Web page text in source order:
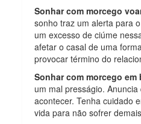
Sonhar com morcego
sonho traz um alerta para
um excesso de ciúme
afetar o casal de uma
provocar término do
Sonhar com morcego em
um mal presságio.
acontecer. Tenha cuidado
vida para não sofrer